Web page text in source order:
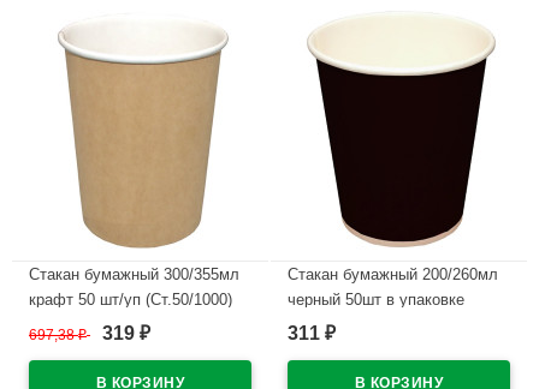
Стакан бумажный 300/355мл
крафт 50 шт/уп (Ст.50/1000)
В наличии
697,38₽ 319 ₽
Стакан бумажный 200/260мл
черный 50шт в упаковке
В наличии
311 ₽